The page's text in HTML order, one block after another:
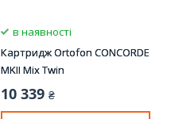
в наявності
Картридж Ortofon CONCORDE
MKII Mix Twin
10 339 ₴